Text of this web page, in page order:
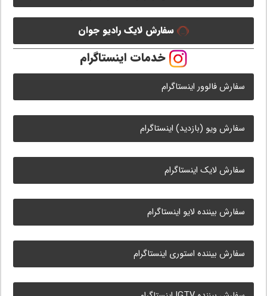
سفارش لایک رادیو جوان
خدمات اینستاگرام
سفارش فالوور اینستاگرام
سفارش ویو (بازدید) اینستاگرام
سفارش لایک اینستاگرام
سفارش بیننده لایو اینستاگرام
سفارش بیننده استوری اینستاگرام